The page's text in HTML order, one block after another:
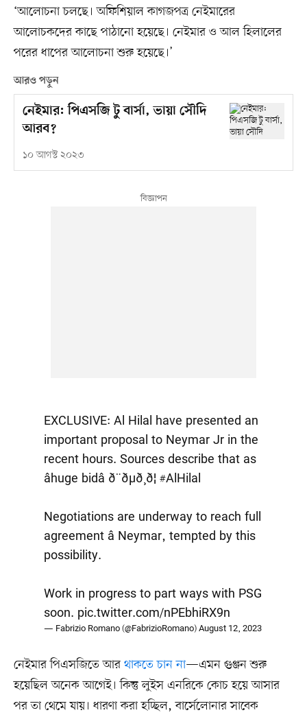
‘আলোচনা চলছে। অফিশিয়াল কাগজপত্র নেইমারের
আলোচকদের কাছে পাঠানো হয়েছে। নেইমার ও আল হিলালের
পরের ধাপের আলোচনা শুরু হয়েছে।’
আরও পড়ুন
নেইমার: পিএসজি টু বার্সা, ভায়া সৌদি
আরব?
১০ আগস্ট ২০২৩
EXCLUSIVE: Al Hilal have presented an
important proposal to Neymar Jr in the
recent hours. Sources describe that as
âhuge bidâ ð¨ðµð¸ð¦ #AlHilal
Negotiations are underway to reach full
agreement â Neymar, tempted by this
possibility.
Work in progress to part ways with PSG
soon. pic.twitter.com/nPEbhiRX9n
— Fabrizio Romano (@FabrizioRomano)August 12, 2023
নেইমার পিএসজিতে আর থাকতে চান না—এমন গুঞ্জন শুরু
হয়েছিল অনেক আগেই। কিন্তু লুইস এনরিকে কোচ হয়ে আসার
পর তা থেমে যায়। ধারণা করা হচ্ছিল, বার্সেলোনার সাবেক